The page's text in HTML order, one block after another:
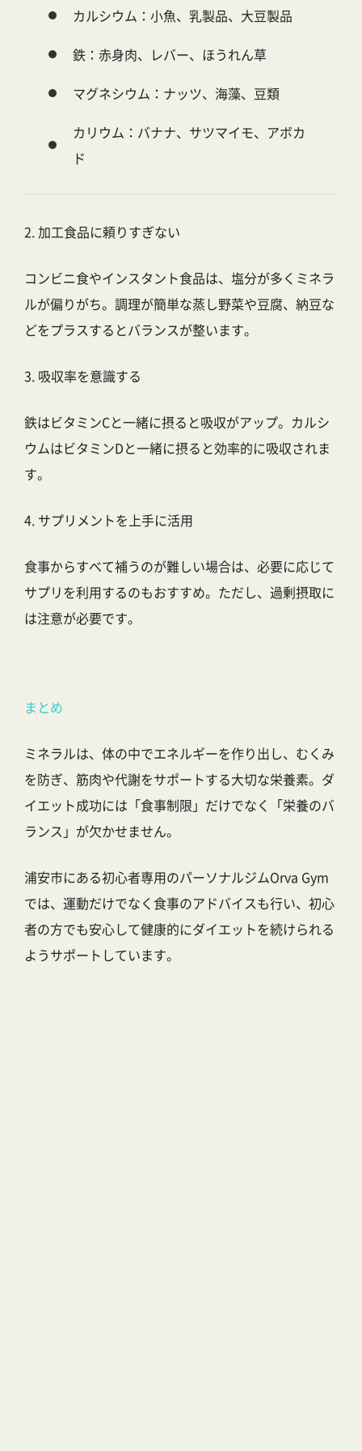
カルシウム：小魚、乳製品、大豆製品
鉄：赤身肉、レバー、ほうれん草
マグネシウム：ナッツ、海藻、豆類
カリウム：バナナ、サツマイモ、アボカ
ド
2. 加工食品に頼りすぎない
コンビニ食やインスタント食品は、塩分が多くミネラ
ルが偏りがち。調理が簡単な蒸し野菜や豆腐、納豆な
どをプラスするとバランスが整います。
3. 吸収率を意識する
鉄はビタミンCと一緒に摂ると吸収がアップ。カルシ
ウムはビタミンDと一緒に摂ると効率的に吸収されま
す。
4. サプリメントを上手に活用
食事からすべて補うのが難しい場合は、必要に応じて
サプリを利用するのもおすすめ。ただし、過剰摂取に
は注意が必要です。
まとめ
ミネラルは、体の中でエネルギーを作り出し、むくみ
を防ぎ、筋肉や代謝をサポートする大切な栄養素。ダ
イエット成功には「食事制限」だけでなく「栄養のバ
ランス」が欠かせません。
浦安市にある初心者専用のパーソナルジムOrva Gym
では、運動だけでなく食事のアドバイスも行い、初心
者の方でも安心して健康的にダイエットを続けられる
ようサポートしています。